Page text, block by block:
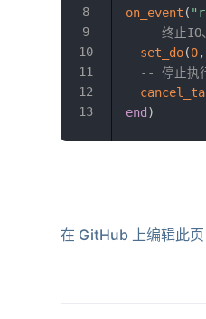
on_event (
-- 终止IO
set_do(0,
-- 停止执
end )
在 GitHub 上编辑此页